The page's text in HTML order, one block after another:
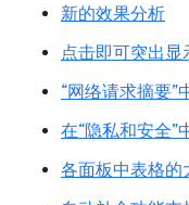
新的效果分析
点击即可突出显
“网络请求摘要”
在“隐私和安全”
各面板中表格的